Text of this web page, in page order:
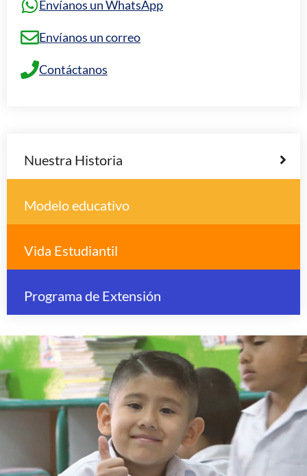
Envíanos un WhatsApp
Envíanos un correo
Contáctanos
Nuestra Historia
Modelo educativo
Vida Estudiantil
Programa de Extensión